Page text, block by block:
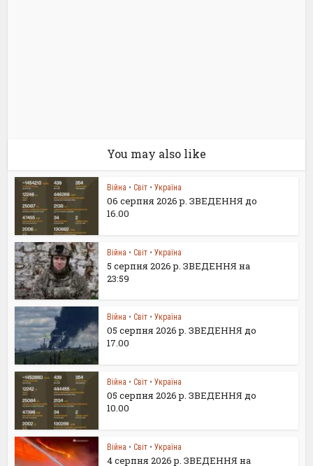
You may also like
Війна • Світ • Україна
06 серпня 2026 р. ЗВЕДЕННЯ до
16.00
Війна • Світ • Україна
5 серпня 2026 р. ЗВЕДЕННЯ на
23:59
Війна • Світ • Україна
05 серпня 2026 р. ЗВЕДЕННЯ до
17.00
Війна • Світ • Україна
05 серпня 2026 р. ЗВЕДЕННЯ до
10.00
Війна • Світ • Україна
4 серпня 2026 р. ЗВЕДЕННЯ на